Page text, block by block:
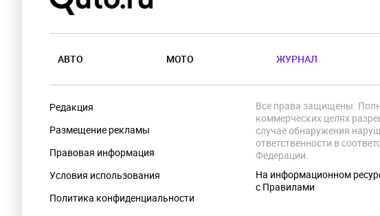
АВТО МОТО ЖУРНАЛ
Редакция
Размещение рекламы
Правовая информация
Условия использования
Политика конфиденциальности
Все права защищены.
коммерческих целях
случае обнаружения
ответственности в
Федерации.
На информационном
с Правилами